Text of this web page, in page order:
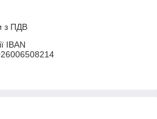
з ПДВ
IBAN